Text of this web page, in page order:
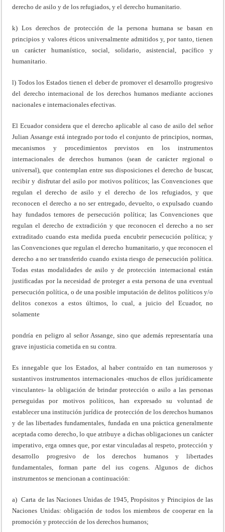
derecho de asilo y de los refugiados, y el derecho humanitario.
k) Los derechos de protección de la persona humana se basan en
principios y valores éticos universalmente admitidos y, por tanto, tienen
un carácter humanístico, social, solidario, asistencial, pacífico y
humanitario.
l) Todos los Estados tienen el deber de promover el desarrollo progresivo
del derecho internacional de los derechos humanos mediante acciones
nacionales e internacionales efectivas.
El Ecuador considera que el derecho aplicable al caso de asilo del señor
Julian Assange está integrado por todo el conjunto de principios, normas,
mecanismos y procedimientos previstos en los instrumentos
internacionales de derechos humanos (sean de carácter regional o
universal), que contemplan entre sus disposiciones el derecho de buscar,
recibir y disfrutar del asilo por motivos políticos; las Convenciones que
regulan el derecho de asilo y el derecho de los refugiados, y que
reconocen el derecho a no ser entregado, devuelto, o expulsado cuando
hay fundados temores de persecución política; las Convenciones que
regulan el derecho de extradición y que reconocen el derecho a no ser
extraditado cuando esta medida pueda encubrir persecución política; y
las Convenciones que regulan el derecho humanitario, y que reconocen el
derecho a no ser transferido cuando exista riesgo de persecución política.
Todas estas modalidades de asilo y de protección internacional están
justificadas por la necesidad de proteger a esta persona de una eventual
persecución política, o de una posible imputación de delitos políticos y/o
delitos conexos a estos últimos, lo cual, a juicio del Ecuador, no
solamente
pondría en peligro al señor Assange, sino que además representaría una
grave injusticia cometida en su contra.
Es innegable que los Estados, al haber contraído en tan numerosos y
sustantivos instrumentos internacionales -muchos de ellos jurídicamente
vinculantes- la obligación de brindar protección o asilo a las personas
perseguidas por motivos políticos, han expresado su voluntad de
establecer una institución jurídica de protección de los derechos humanos
y de las libertades fundamentales, fundada en una práctica generalmente
aceptada como derecho, lo que atribuye a dichas obligaciones un carácter
imperativo, erga omnes que, por estar vinculadas al respeto, protección y
desarrollo progresivo de los derechos humanos y libertades
fundamentales, forman parte del ius cogens. Algunos de dichos
instrumentos se mencionan a continuación:
a) Carta de las Naciones Unidas de 1945, Propósitos y Principios de las
Naciones Unidas: obligación de todos los miembros de cooperar en la
promoción y protección de los derechos humanos;